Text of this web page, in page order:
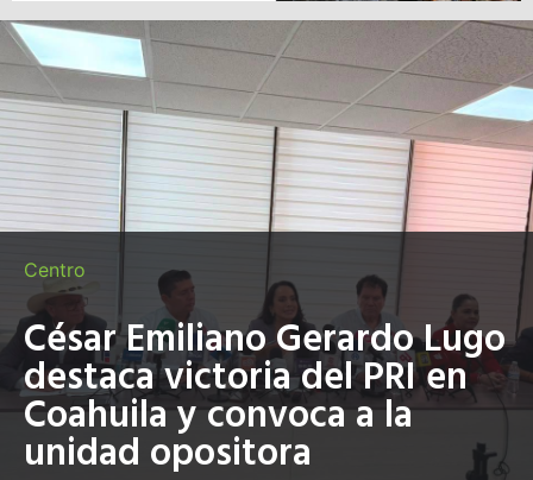
Centro
César Emiliano Gerardo Lugo
destaca victoria del PRI en
Coahuila y convoca a la
unidad opositora